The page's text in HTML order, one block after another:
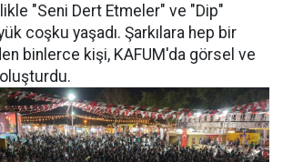
"Seni Dert Etmeler" ve "Dip"
coşku yaşadı. Şarkılara hep bir
binlerce kişi, KAFUM'da görsel ve